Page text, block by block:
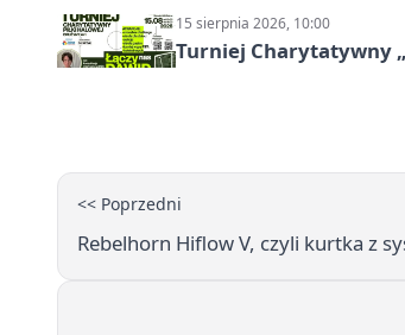
15 sierpnia 2026, 10:00
Turniej Charytatywny
<< Poprzedni
Rebelhorn Hiflow V, czyli kurtka z